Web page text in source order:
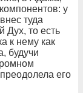
у
туда
Дух, то есть
к нему как
будучи
его